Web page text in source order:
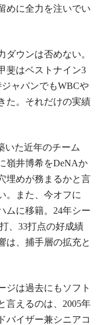
めに全力を注いでい
ウンは否めない。
斐はベストナイン3
ャパンでもWBCや
た。それだけの実績
いた近年のチーム
嶺井博希をDeNAか
埋めが務まるかと言
。また、今オフに
ムに移籍。24年シー
、33打点の好成績
は、捕手層の拡充と
は過去にもソフト
言えるのは、2005年
バイザー兼シニアコ